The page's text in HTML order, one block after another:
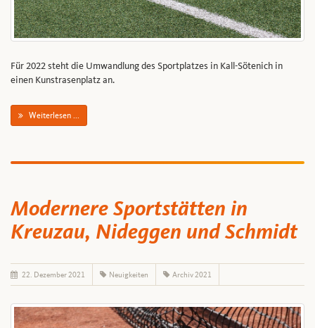
Für 2022 steht die Umwandlung des Sportplatzes in Kall-Sötenich in
einen Kunstrasenplatz an.
Weiterlesen ...
Modernere Sportstätten in
Kreuzau, Nideggen und Schmidt
22. Dezember 2021 Neuigkeiten Archiv 2021